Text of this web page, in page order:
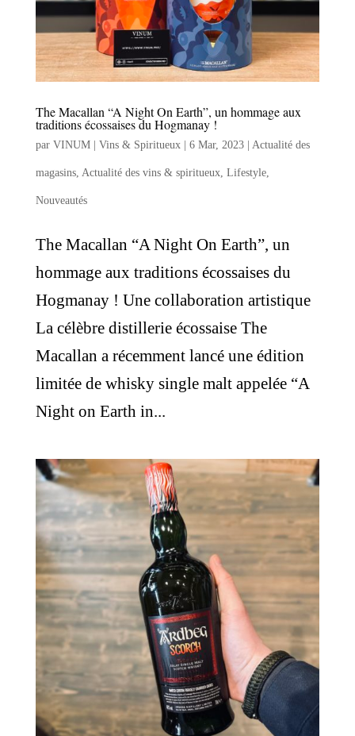
The Macallan “A Night On Earth”, un hommage aux
traditions écossaises du Hogmanay !
par VINUM | Vins & Spiritueux| 6 Mar, 2023| Actualité des
magasins, Actualité des vins & spiritueux, Lifestyle,
Nouveautés
The Macallan “A Night On Earth”, un
hommage aux traditions écossaises du
Hogmanay ! Une collaboration artistique
La célèbre distillerie écossaise The
Macallan a récemment lancé une édition
limitée de whisky single malt appelée “A
Night on Earth in...